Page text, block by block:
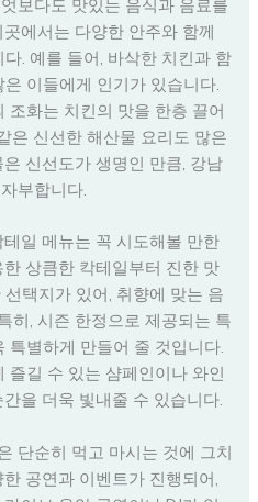
보다도 맛있는 음식과 음료를
에서는 다양한 안주와 함께
. 예를 들어, 바삭한 치킨과 함
이들에게 인기가 있습니다.
조화는 치킨의 맛을 한층 끌어
은 신선한 해산물 요리도 많은
신선도가 생명인 만큼, 강남
부합니다.
일 메뉴는 꼭 시도해볼 만한
상큼한 칵테일부터 진한 맛
택지가 있어, 취향에 맞는 음
히, 시즌 한정으로 제공되는 특
특별하게 만들어 줄 것입니다.
즐길 수 있는 샴페인이나 와인
을 더욱 빛내줄 수 있습니다.
단순히 먹고 마시는 것에 그치
공연과 이벤트가 진행되어,